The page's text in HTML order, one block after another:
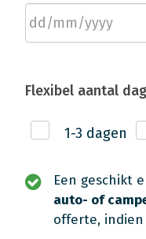
Flexibel aantal
1-3 dagen
Een geschikt
auto- of
offerte, indien